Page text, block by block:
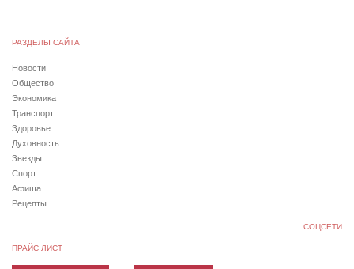
РАЗДЕЛЫ САЙТА
Новости
Общество
Экономика
Транспорт
Здоровье
Духовность
Звезды
Спорт
Афиша
Рецепты
СОЦСЕТИ
ПРАЙС ЛИСТ